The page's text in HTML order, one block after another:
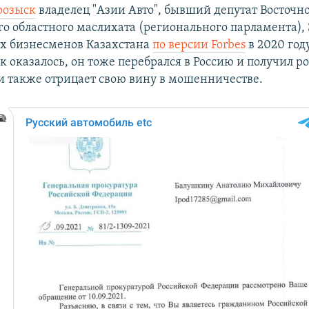
владелец "Азии Авто", бывший депутат
областного маслихата (регионального
бизнесменов Казахстанапо версии Forbes в 2020
оказалось, он тоже перебрался в Россию и получил
также отрицает свою вину в мошенничестве.